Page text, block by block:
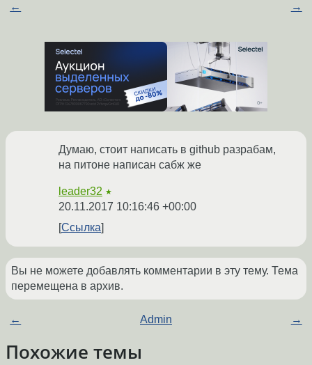
← →
Думаю, стоит написать в github разрабам,
на питоне написан сабж же
leader32 ★
20.11.2017 10:16:46 +00:00
Ссылка
Вы не можете добавлять комментарии в эту тему. Тема
перемещена в архив.
← Admin →
Похожие темы